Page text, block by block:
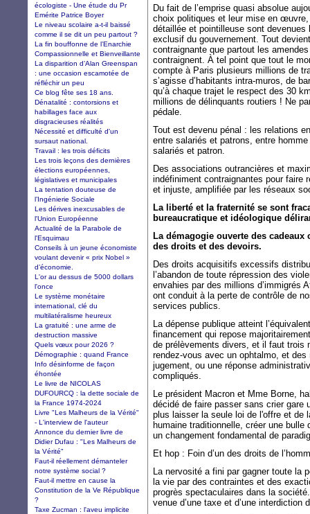
Du fait de l’emprise quasi absolue
choix politiques et leur mise en
détaillée et pointilleuse sont devenues
exclusif du gouvernement. Tout
contraignante que partout les
contraignent. À tel point que tout le
compte à Paris plusieurs millions de
s’agisse d’habitants intra-muros, de
qu’à chaque trajet le respect des 30
millions de délinquants routiers ! Ne
pédale.
Tout est devenu pénal : les relations
entre salariés et patrons, entre
salariés et patron.
Des associations outrancières et
indéfiniment contraignantes pour faire
et injuste, amplifiée par les réseaux
La liberté et la fraternité se sont
bureaucratique et idéologique
La démagogie ouverte des cadeaux
des droits et des devoirs.
Des droits acquisitifs excessifs
l’abandon de toute répression des
envahies par des millions d’immigrés
ont conduit à la perte de contrôle de
services publics.
La dépense publique atteint
financement qui repose
de prélèvements divers, et il faut trois
rendez-vous avec un ophtalmo, et
jugement, ou une réponse
compliqués.
Le président Macron et Mme Borne,
décidé de faire passer sans crier gare
plus laisser la seule loi de l'offre et de
humaine traditionnelle, créer une
un changement fondamental de
Et hop : Foin d’un des droits de
La nervosité a fini par gagner toute la
la vie par des contraintes et des
progrès spectaculaires dans la
venue d’une taxe et d’une interdiction
écologiste - Une étude du Pr
Emérite Patrice Boyer
Le niveau scolaire a-t-il baissé
comme il se dit un peu partout ?
La fin bouffonne de l’Enarchie
Compassionnelle et Bienveillante
La disparition d’Alan Greenspan
: une occasion escamotée de
réfléchir un peu
Ce blog fête ses 18 ans.
Dénatalité : contorsions et
habillages face aux
disgracieuses réalités
Nécessité et difficulté d'un
sursaut national.
Travail : les trois déficits
Les trois leçons des dernières
élections européennes,
législatives et municipales
La tentation douteuse de
l’Ingénierie Sociale
Les dérives inexcusables de
l'Union Européenne
Actualité de la Parabole de
l'Esquimau
Conseils à un jeune économiste
voulant devenir « prix Nobel »
d’économie.
L'or au dessus de 5000 dollars
l'once
Le système monétaire
international, clé du
multilatéralisme heureux
La gratuité : une arme de
destruction massive
Quels vœux pour 2026 ?
Démographie : quand France
Info désinforme de façon
éhontée
Le livre de NICOLAS
DUFOURCQ : la dette sociale de
la France 1974-2024
Livre "Les Malheurs de la Vérité"
- L'interview de l'auteur
Annonce du dernier livre de
Didier Dufau : "Les Malheurs de
la Vérité"
Faut-il réellement démanteler
notre système social ?
Faut-il mettre en cause la
Constitution de la Ve République
?
Taxe Zucman : l'aveu implicite